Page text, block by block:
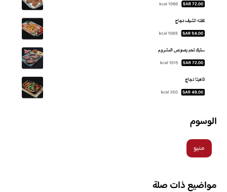
الوسوم
منيو
مواضيع ذات صلة